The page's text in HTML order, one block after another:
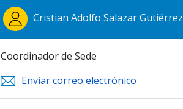
Cristian Adolfo Salazar Gutiérrez
Coordinador de Sede
Enviar correo electrónico